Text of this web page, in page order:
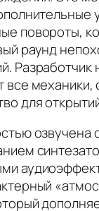
повороты,
раунд
Разработчик
все механики,
для
озвучена